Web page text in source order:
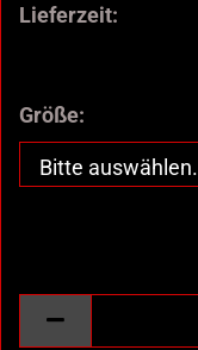
Lieferzeit:
Größe: